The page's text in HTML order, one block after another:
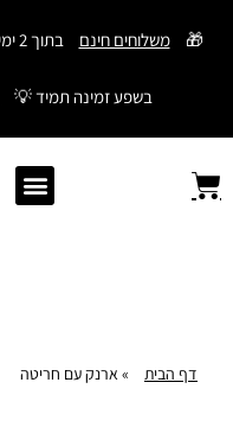
דילוג
🎁 משלוחים חינם בתוך 2 ימי עבודה! 📍
בשפע זמינה תמיד 💡
דף הבית » ארנק עם חריטה